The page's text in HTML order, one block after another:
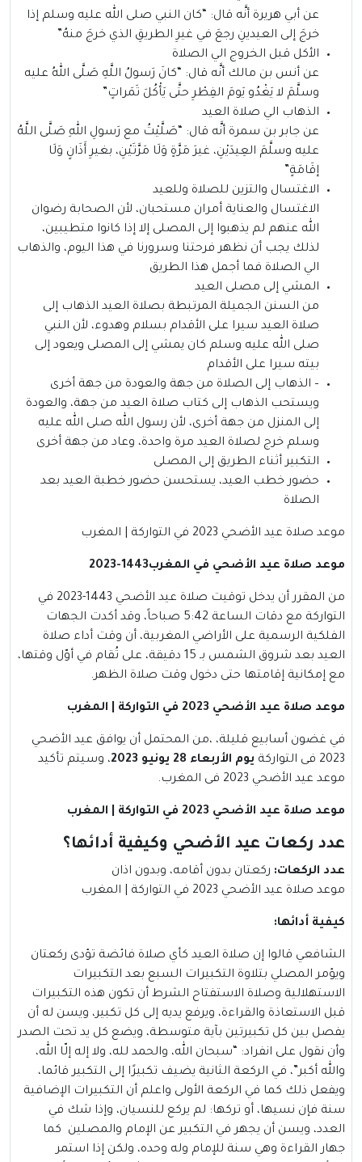
عن أبي هريرة أنَّه قال: “كان النبي صلى الله عليه وسلم إذا
خرجَ إلى العيدينِ رجعَ في غيرِ الطريقِ الذي خرجَ منهُ”
الأكل قبل الخروج الي الصلاة
عن أنس بن مالك أنَّه قال: “كانَ رَسولُ اللَّهِ صَلَّى اللهُ عليه
وسلَّمَ لا يَغْدُو يَومَ الفِطْرِ حتَّى يَأْكُلَ تَمَراتٍ”
الذهاب الي صلاة العيد
عن جابر بن سمرة أنَّه قال: “صَلَّيْتُ مع رَسولِ اللهِ صَلَّى اللَّهُ
عليه وسلَّمَ العِيدَيْنِ، غيرَ مَرَّةٍ وَلَا مَرَّتَيْنِ، بغيرِ أَذَانٍ وَلَا
إقَامَةٍ”
الاغتسال والتزين للصلاة وللعيد
الاغتسال والعناية أمران مستحبان، لأن الصحابة رضوان
الله عنهم لم يذهبوا إلى المصلى إلا إذا كانوا متطيبين،
لذلك يجب أن نظهر فرحتنا وسرورنا في هذا اليوم، والذهاب
الي الصلاة فما أجمل هذا الطريق
المشي إلى مصلى العيد
من السنن الجميلة المرتبطة بصلاة العيد الذهاب إلى
صلاة العيد سيرا على الأقدام بسلام وهدوء، لأن النبي
صلى الله عليه وسلم كان يمشي إلى المصلى ويعود إلى
بيته سيرا على الأقدام
– الذهاب إلى الصلاة من جهة والعودة من جهة أخرى
ويستحب الذهاب إلى كتاب صلاة العيد من جهة، والعودة
إلى المنزل من جهة أخرى، لأن رسول الله صلى الله عليه
وسلم خرج لصلاة العيد مرة واحدة، وعاد من جهة أخرى
التكبير أثناء الطريق إلى المصلى
حضور خطب العيد، يستحسن حضور خطبة العيد بعد
الصلاة
موعد صلاة عيد الأضحي 2023 في التواركة | المغرب
موعد صلاة عيد الأضحي في المغرب1443-2023
من المقرر أن يدخل توقيت صلاة عيد الأضحي 1443-2023 في
التواركة مع دقات الساعة 5:42 صباحاً، وقد أكدت الجهات
الفلكية الرسمية على الأراضي المغربية، أن وقت أداء صلاة
العيد بعد شروق الشمس بـ 15 دقيقة، على تُقام في أوّل وقتها،
مع إمكانية إقامتها حتى دخول وقت صلاة الظهر.
موعد صلاة عيد الأضحي 2023 في التواركة | المغرب
في غضون أسابيع قليلة، ،من المحتمل أن يوافق عيد الأضحي
2023 فى التواركة
يوم الأربعاء 28 يونيو 2023
، وسيتم تأكيد
موعد عيد الأضحي 2023 فى المغرب.
موعد صلاة عيد الأضحي 2023 في التواركة | المغرب
عدد ركعات عيد الأضحي وكيفية أدائها؟
عدد الركعات: ركعتان بدون أقامه، وبدون اذان
موعد صلاة عيد الأضحي 2023 في التواركة | المغرب
كيفية أدائها:
الشافعي قالوا إن صلاة العيد كأي صلاة فائضة تؤدى ركعتان
ويؤمر المصلي بتلاوة التكبيرات السبع بعد التكبيرات
الاستهلالية وصلاة الاستفتاح الشرط أن تكون هذه التكبيرات
قبل الاستعاذة والقراءة، ويرفع يديه إلى كل تكبير، ويسن له أن
يفصل بين كل تكبيرتين بآية متوسطة، ويضع كل يد تحت الصدر
وأن نقول على انفراد: “سبحان الله، والحمد لله، ولا إله إلّا الله،
والله أكبر”، في الركعة الثانية يضيف تكبيرًا إلى التكبير قائما،
ويفعل ذلك كما في الركعة الأولى واعلم أن التكبيرات الإضافية
سنة فإن نسيها، أو تركها: لم يركع للنسيان، وإذا شك في
العدد، ويسن أن يجهر في التكبير عن الإمام والمصلين كما
جهار القراءة وهي سنة للإمام وله وحده، ولكن إذا استمر